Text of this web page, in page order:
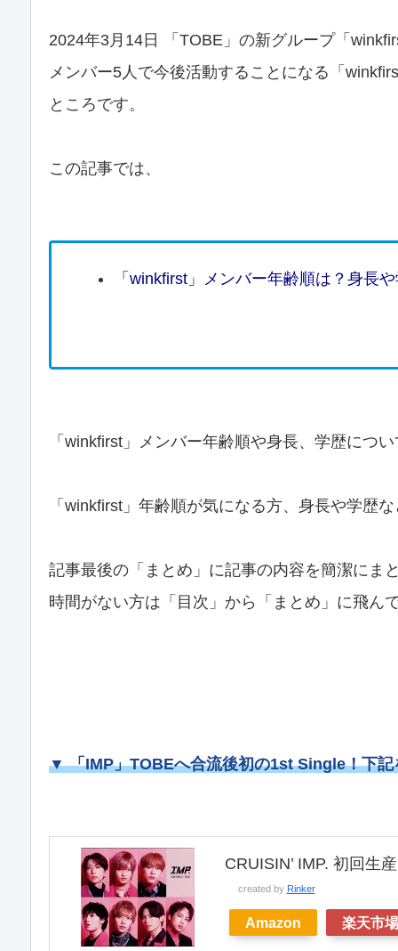
2024年3月14日 「TOBE」の新グループ「
メンバー5人で今後活動することになる「
ところです。
この記事では、
「winkfirst」メンバー年齢順は？身長
「winkfirst」メンバー年齢順や身長、学歴につ
「winkfirst」年齢順が気になる方、身長や学歴
記事最後の「まとめ」に記事の内容を簡潔にま
時間がない方は「目次」から「まとめ」に飛ん
▼ 「IMP」TOBEへ合流後初の1st Single！下記
CRUISIN’ IMP. 初回生
created by Rinker
Amazon 楽天市場